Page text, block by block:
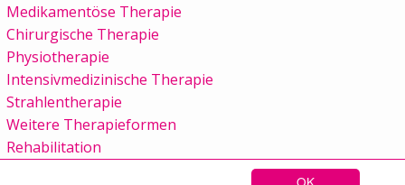
OK
Medikamentöse Therapie
Chirurgische Therapie
Physiotherapie
Intensivmedizinische Therapie
Strahlentherapie
Weitere Therapieformen
Rehabilitation